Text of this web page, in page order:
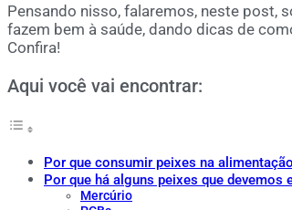
Pensando nisso, falaremos, neste post,
fazem bem à saúde, dando dicas de
Confira!
Aqui você vai encontrar:
Por que consumir peixes na
Por que há alguns peixes que devemos
Mercúrio